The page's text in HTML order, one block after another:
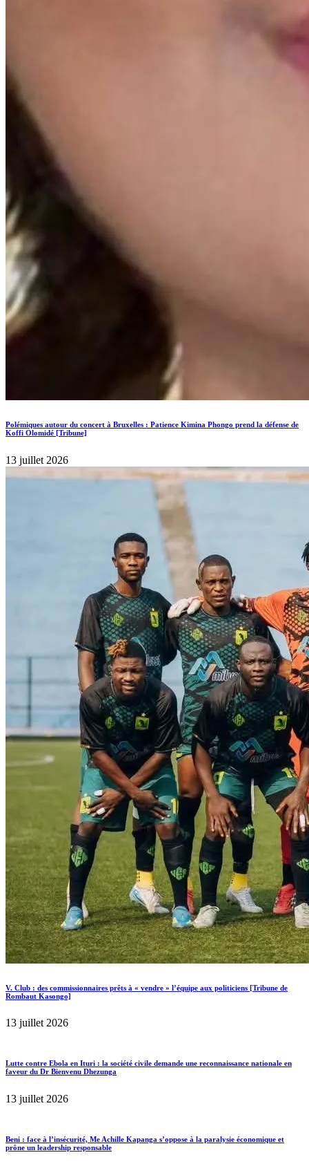
Polémiques autour du concert à Bruxelles : Patience Kimina Phongo prend la défense de
Koffi Olomidé [Tribune]
13 juillet 2026
V. Club : des commissionnaires prêts à « vendre » l’équipe aux politiciens [Tribune de
Rombaut Kasongo]
13 juillet 2026
Lutte contre Ebola en Ituri : la société civile demande une reconnaissance nationale en
faveur du Dr Bienvenu Dhezunga
13 juillet 2026
Beni : face à l’insécurité, Me Achille Kapanga s’oppose à la paralysie économique et
prône un leadership responsable